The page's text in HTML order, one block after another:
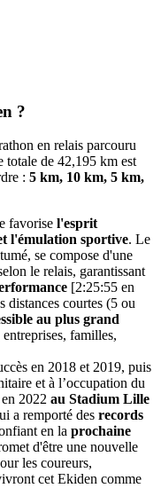
?
en relais parcouru
totale de 42,195 km est
: 5 km, 10 km, 5 km,
favorise l'esprit
l'émulation sportive. Le
se compose d'une
le relais, garantissant
[2:25:55 en
distances courtes (5 ou
au plus grand
familles,
en 2018 et 2019, puis
et à l’occupation du
2022 au Stadium Lille
a remporté des records
en la prochaine
d'être une nouvelle
les coureurs,
cet Ekiden comme